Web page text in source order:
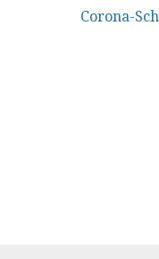
Corona-